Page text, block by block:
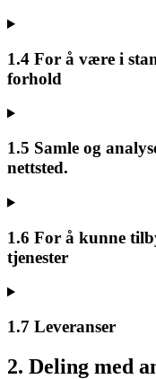
1.4 For å være i
forhold
1.5 Samle og
nettsted.
1.6 For å kunne
tjenester
1.7 Leveranser
2. Deling med